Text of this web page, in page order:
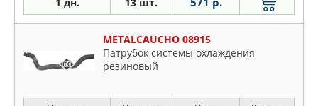
METALCAUCHO 08915
Патрубок системы охлаждения
резиновый